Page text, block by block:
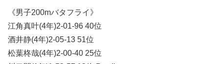
《男子200mバタフライ》
江角真叶(4年)2-01-96 40位
酒井静(4年)2-05-13 51位
松葉柊哉(4年)2-00-40 25位